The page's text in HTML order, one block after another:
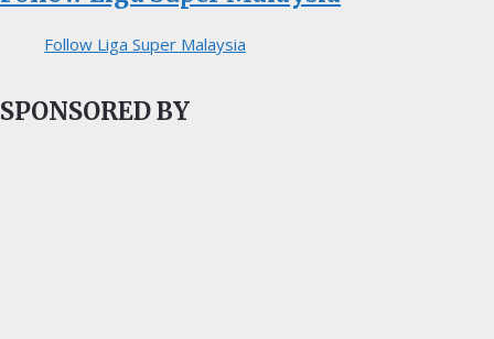
Follow Liga Super Malaysia
SPONSORED BY